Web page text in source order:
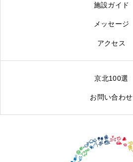
施設ガイド
メッセージ
アクセス
京北100選
お問い合わせ